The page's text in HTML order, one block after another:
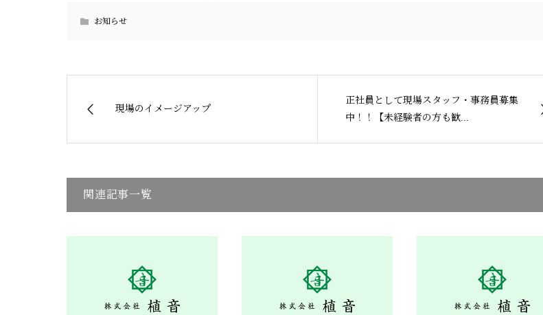
お知らせ
現場のイメージアップ
正社員として現場スタッフ・事務員募集
中！！【未経験者の方も歓...
関連記事一覧